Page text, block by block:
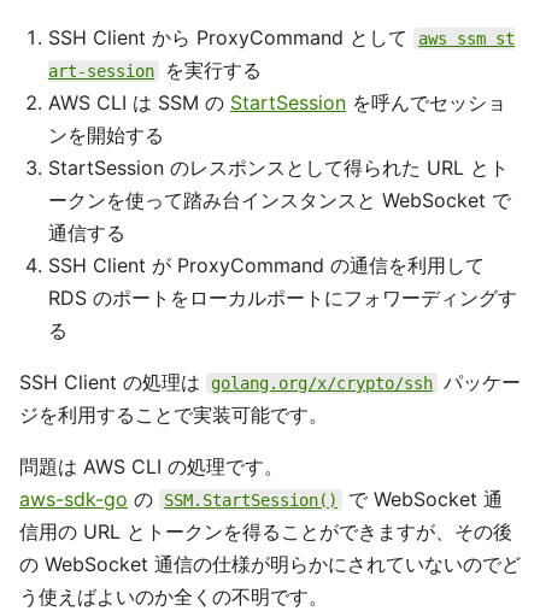
SSH Client から ProxyCommand として
aws ssm st
art-session
を実行する
AWS CLI は SSM の StartSession を呼んでセッショ
ンを開始する
StartSession のレスポンスとして得られた URL とト
ークンを使って踏み台インスタンスと WebSocket で
通信する
SSH Client が ProxyCommand の通信を利用して
RDS のポートをローカルポートにフォワーディングす
る
SSH Client の処理は golang.org/x/crypto/ssh パッケー
ジを利用することで実装可能です。
問題は AWS CLI の処理です。
aws-sdk-go の SSM.StartSession()
で WebSocket 通
信用の URL とトークンを得ることができますが、その後
の WebSocket 通信の仕様が明らかにされていないのでど
う使えばよいのか全くの不明です。